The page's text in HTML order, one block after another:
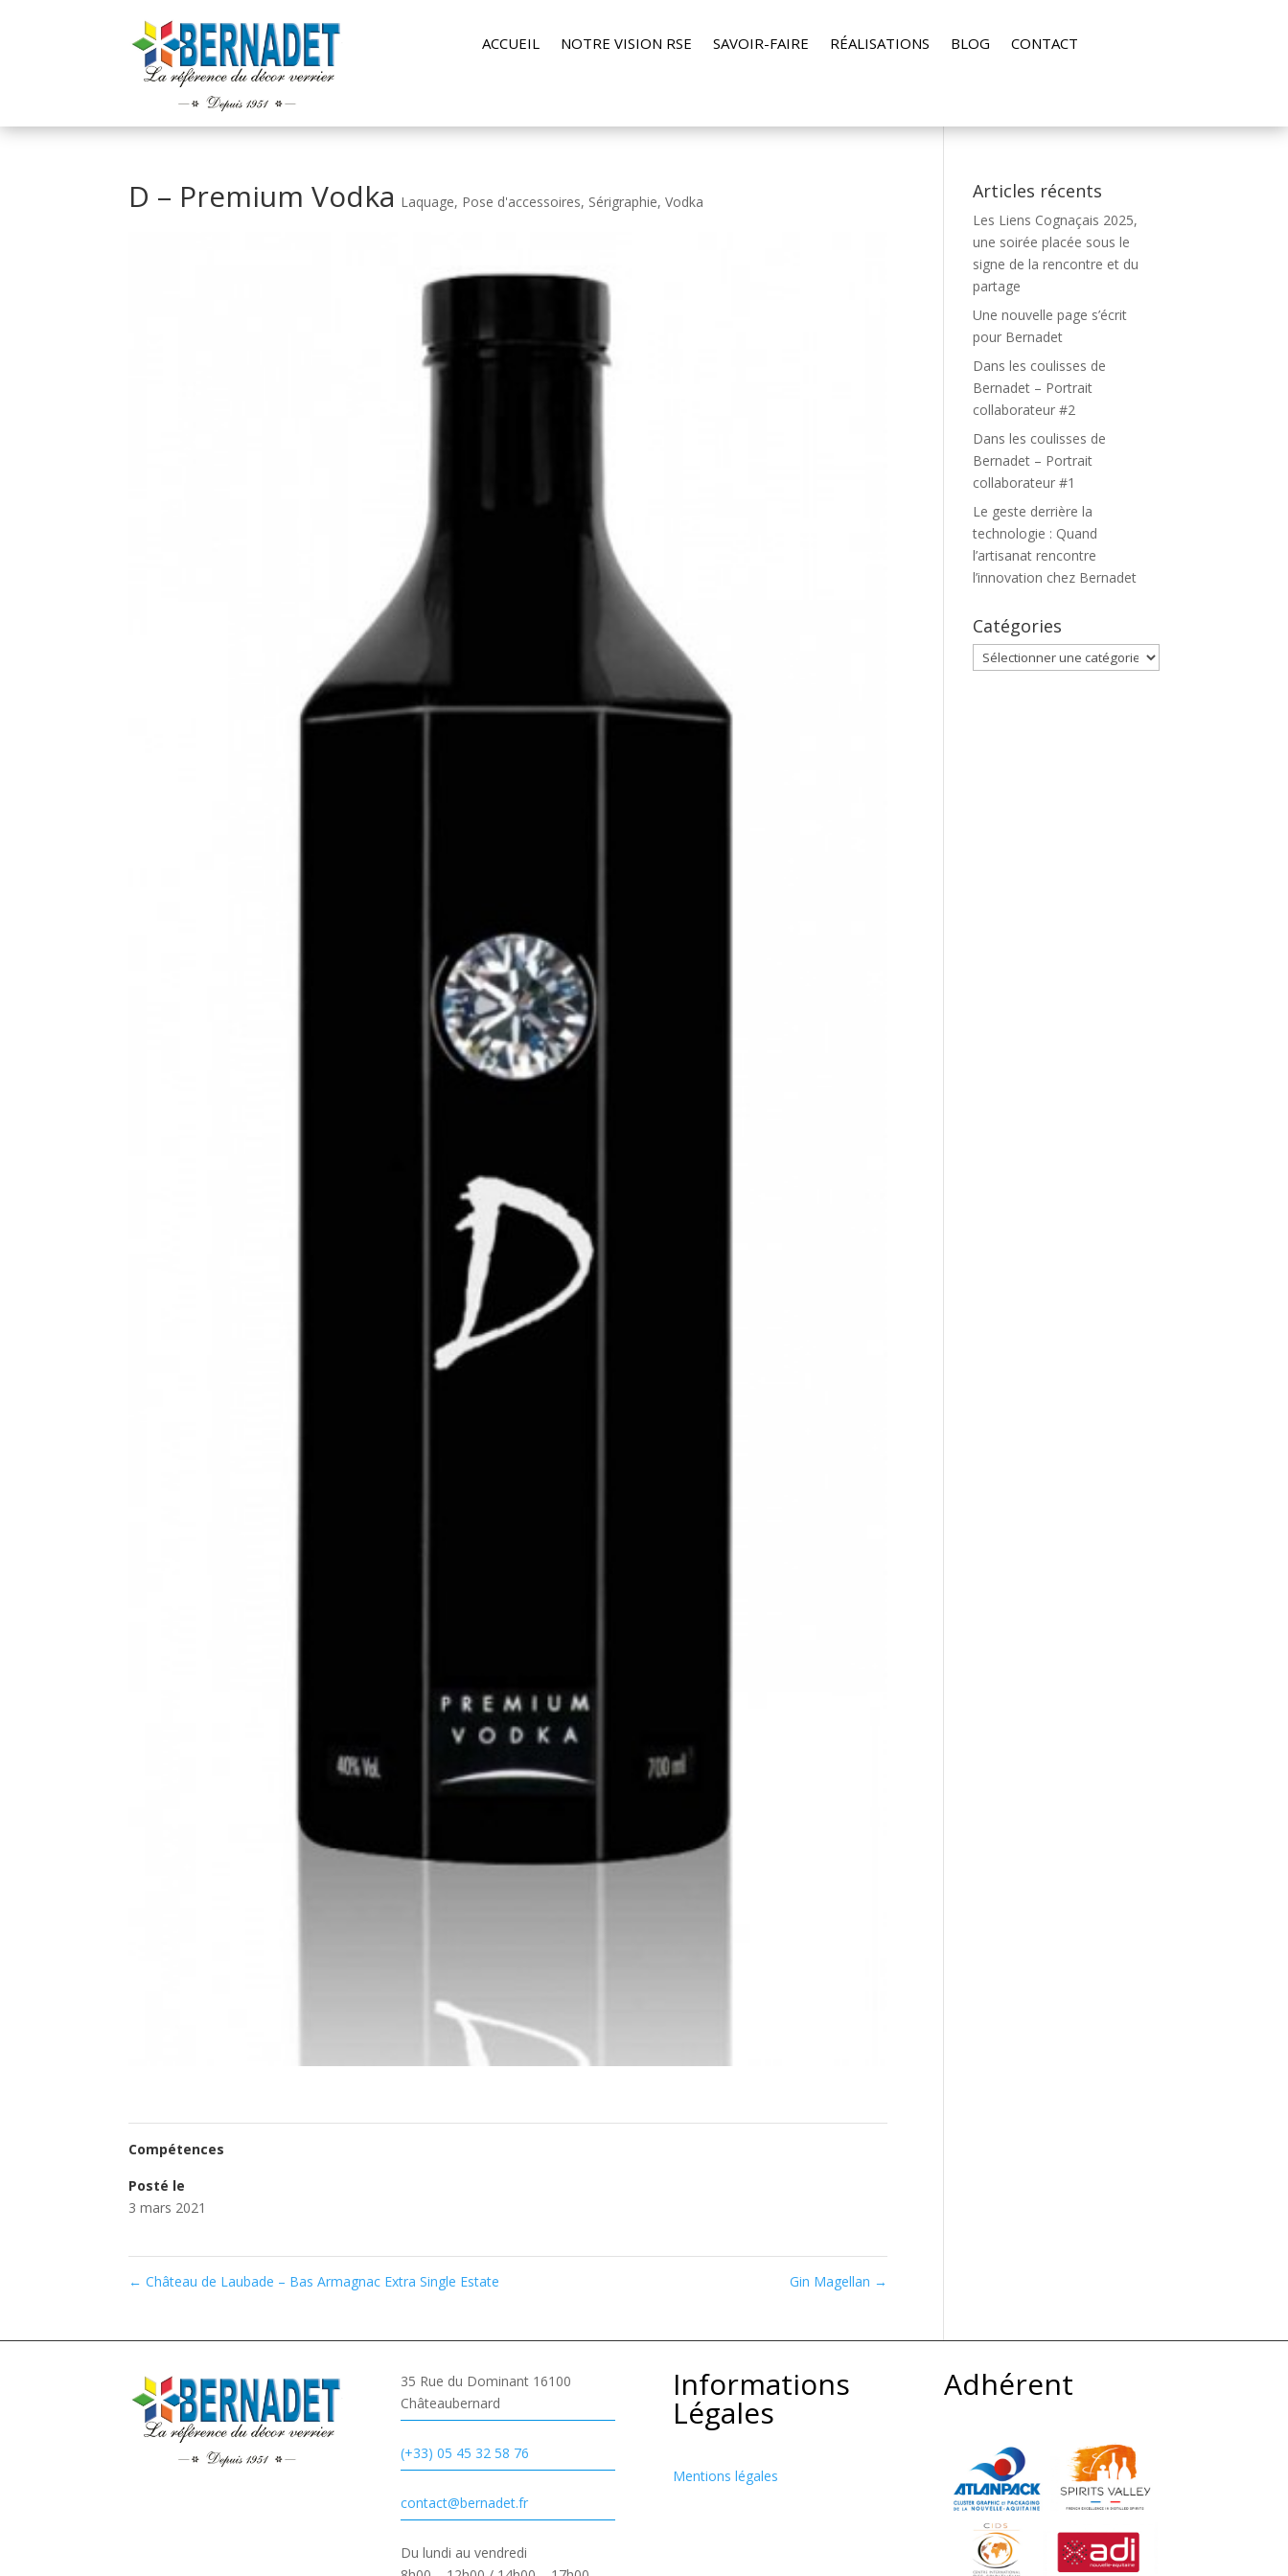
ACCUEIL NOTRE VISION RSE SAVOIR-FAIRE RÉALISATIONS BLOG CONTACT
D – Premium Vodka Laquage, Pose d'accessoires, Sérigraphie,Vodka
Compétences
Posté le
3 mars 2021
← Château de Laubade – Bas Armagnac Extra Single Estate Gin Magellan →
Articles récents
Les Liens Cognaçais 2025,
une soirée placée sous le
signe de la rencontre et du
partage
Une nouvelle page s’écrit
pour Bernadet
Dans les coulisses de
Bernadet – Portrait
collaborateur #2
Dans les coulisses de
Bernadet – Portrait
collaborateur #1
Le geste derrière la
technologie : Quand
l’artisanat rencontre
l’innovation chez Bernadet
Catégories
Catégories
35 Rue du Dominant 16100
Châteaubernard
(+33) 05 45 32 58 76
contact@bernadet.fr
Du lundi au vendredi
Informations
Légales
Mentions légales
Adhérent